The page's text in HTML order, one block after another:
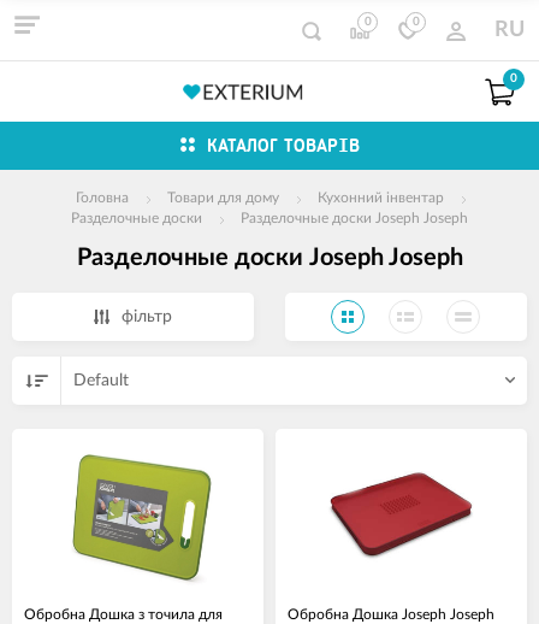
0 0 RU
0
КАТАЛОГ ТОВАРІВ
Головна Товари для дому
Кухонний інвентар
Разделочные доски
Разделочные доски Joseph Joseph
Разделочные доски Joseph Joseph
фільтр
Default
Обробна Дошка з точила для
Обробна Дошка Joseph Joseph